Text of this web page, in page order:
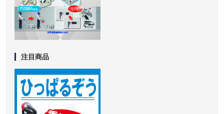
注目商品